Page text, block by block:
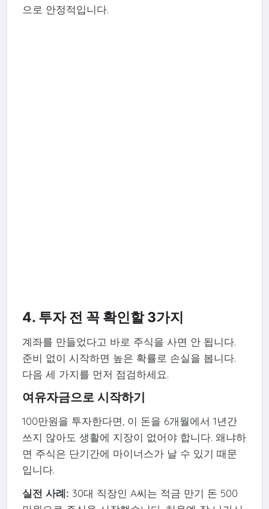
으로 안정적입니다.
4. 투자 전 꼭 확인할 3가지
계좌를 만들었다고 바로 주식을 사면 안 됩니다.
준비 없이 시작하면 높은 확률로 손실을 봅니다.
다음 세 가지를 먼저 점검하세요.
여유자금으로 시작하기
100만원을 투자한다면, 이 돈을 6개월에서 1년간
쓰지 않아도 생활에 지장이 없어야 합니다. 왜냐하
면 주식은 단기간에 마이너스가 날 수 있기 때문
입니다.
실전 사례: 30대 직장인 A씨는 적금 만기 돈 500